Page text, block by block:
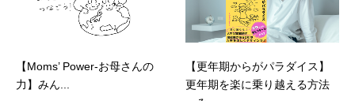
【Moms’ Power-お母さんの
力】みん...
【更年期からがパラダイス】
更年期を楽に乗り越える方法